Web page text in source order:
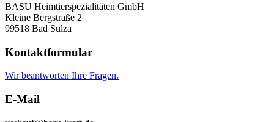
BASU Heimtierspezialitäten GmbH
Kleine Bergstraße 2
99518 Bad Sulza
Kontaktformular
Wir beantworten Ihre Fragen.
E-Mail